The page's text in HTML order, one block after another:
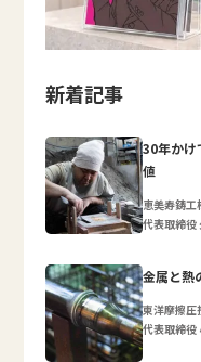
新着記事
30年か
値
恵美寿鋳工
代表取締役
金属と熱
東洋摩擦圧
代表取締役